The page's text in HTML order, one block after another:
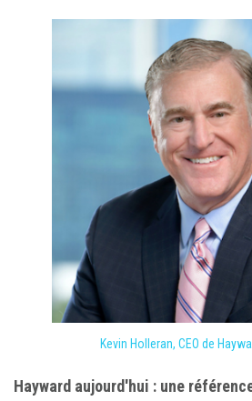
Kevin Holleran, CEO de
Hayward aujourd'hui : une